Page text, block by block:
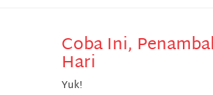
Coba Ini,
Hari
Yuk!